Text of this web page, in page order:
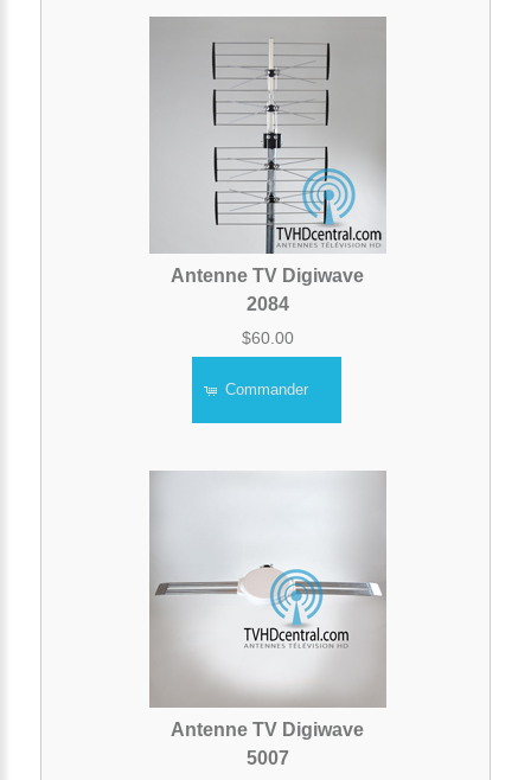
Antenne TV Digiwave
2084
$60.00
Commander
Antenne TV Digiwave
5007